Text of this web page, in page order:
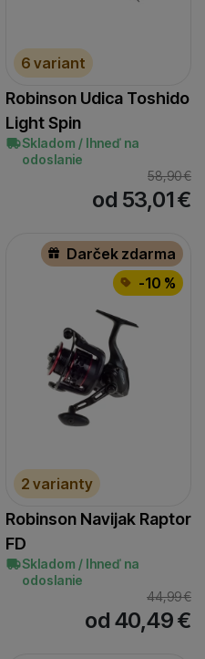
6 variant
Robinson Udica Toshido
Light Spin
Skladom / Ihneď na
odoslanie
58,90€
od 53,01€
Darček zdarma
-10 %
2 varianty
Robinson Navijak Raptor
FD
Skladom / Ihneď na
odoslanie
44,99€
od 40,49€